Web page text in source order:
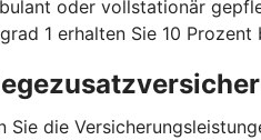
oder vollstationär
1 erhalten Sie 10
Sie die